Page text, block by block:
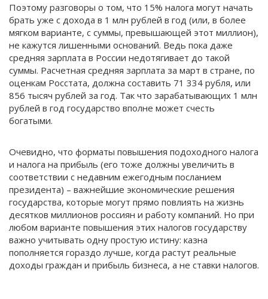
Поэтому разговоры о том, что 15% налога могут начать
брать уже с дохода в 1 млн рублей в год (или, в более
мягком варианте, с суммы, превышающей этот миллион),
не кажутся лишенными оснований. Ведь пока даже
средняя зарплата в России недотягивает до такой
суммы. Расчетная средняя зарплата за март в стране, по
оценкам Росстата, должна составить 71 334 рубля, или
856 тысяч рублей за год. Так что зарабатывающих 1 млн
рублей в год государство вполне может счесть
богатыми.
Очевидно, что форматы повышения подоходного налога
и налога на прибыль (его тоже должны увеличить в
соответствии с недавним ежегодным посланием
президента) – важнейшие экономические решения
государства, которые могут прямо повлиять на жизнь
десятков миллионов россиян и работу компаний. Но при
любом варианте повышения этих налогов государству
важно учитывать одну простую истину: казна
пополняется гораздо лучше, когда растут реальные
доходы граждан и прибыль бизнеса, а не ставки налогов.